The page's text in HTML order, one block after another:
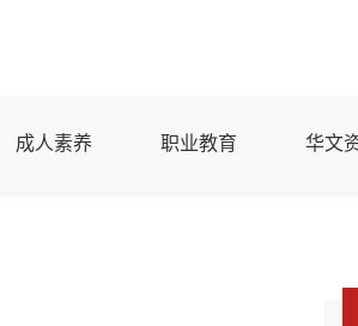
成人素养 职业教育 华文